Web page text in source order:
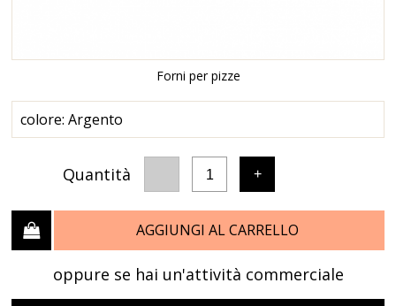
Forni per pizze
colore: Argento
Quantità 1 +
AGGIUNGI AL CARRELLO
oppure se hai un'attività commerciale